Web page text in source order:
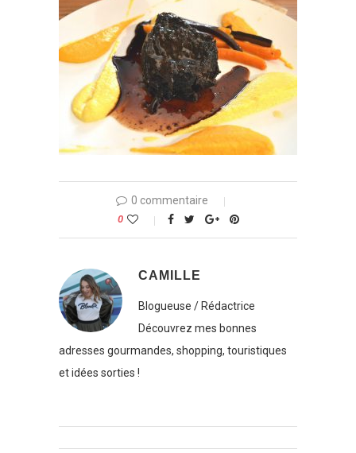
0 commentaire
0
CAMILLE
Blogueuse / Rédactrice
Découvrez mes bonnes
adresses gourmandes, shopping, touristiques
et idées sorties !